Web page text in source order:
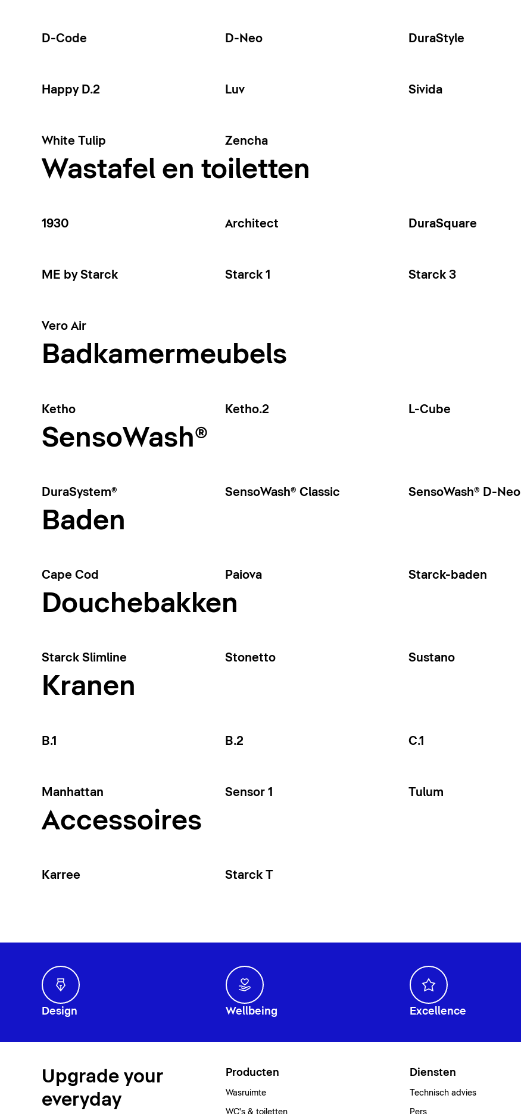
D-Code D-Neo DuraStyle
Happy D.2 Luv Sivida
White Tulip Zencha
Wastafel en toiletten
1930 Architect DuraSquare
ME by Starck Starck 1 Starck 3
Vero Air
Badkamermeubels
Ketho Ketho.2 L-Cube
SensoWash®
DuraSystem® SensoWash® Classic SensoWash® D-Neo
Baden
Cape Cod Paiova Starck-baden
Douchebakken
Starck Slimline Stonetto Sustano
Kranen
B.1 B.2 C.1
Manhattan Sensor 1 Tulum
Accessoires
Karree Starck T
Design Wellbeing Excellence
Upgrade your
everyday
Producten
Wasruimte
WC's & toiletten
Diensten
Technisch advies
Pers